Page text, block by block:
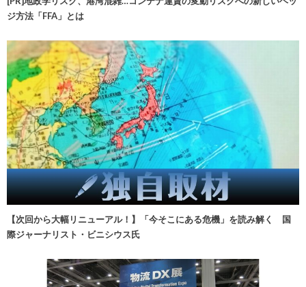
ジ方法「FFA」とは
【次回から大幅リニューアル！】「今そこにある危機」を読み解く 国
際ジャーナリスト・ビニシウス氏